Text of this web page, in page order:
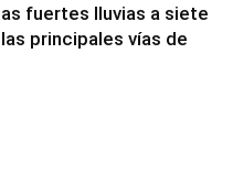
fuertes lluvias a siete
principales vías de